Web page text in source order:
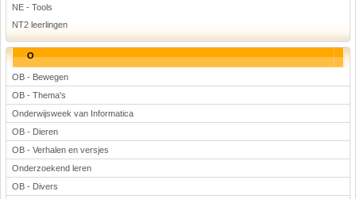
NE - Tools
NT2 leerlingen
O
OB - Bewegen
OB - Thema's
Onderwijsweek van Informatica
OB - Dieren
OB - Verhalen en versjes
Onderzoekend leren
OB - Divers